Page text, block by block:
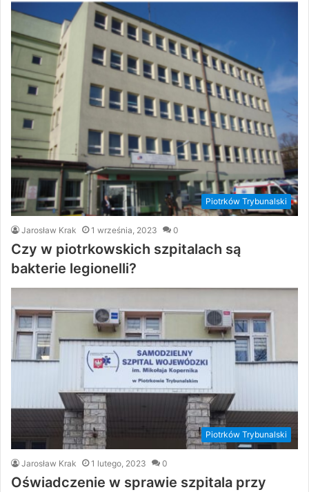
Piotrków Trybunalski
Jarosław Krak 1 września, 2023 0
Czy w piotrkowskich szpitalach są
bakterie legionelli?
Piotrków Trybunalski
Jarosław Krak 1 lutego, 2023 0
Oświadczenie w sprawie szpitala przy